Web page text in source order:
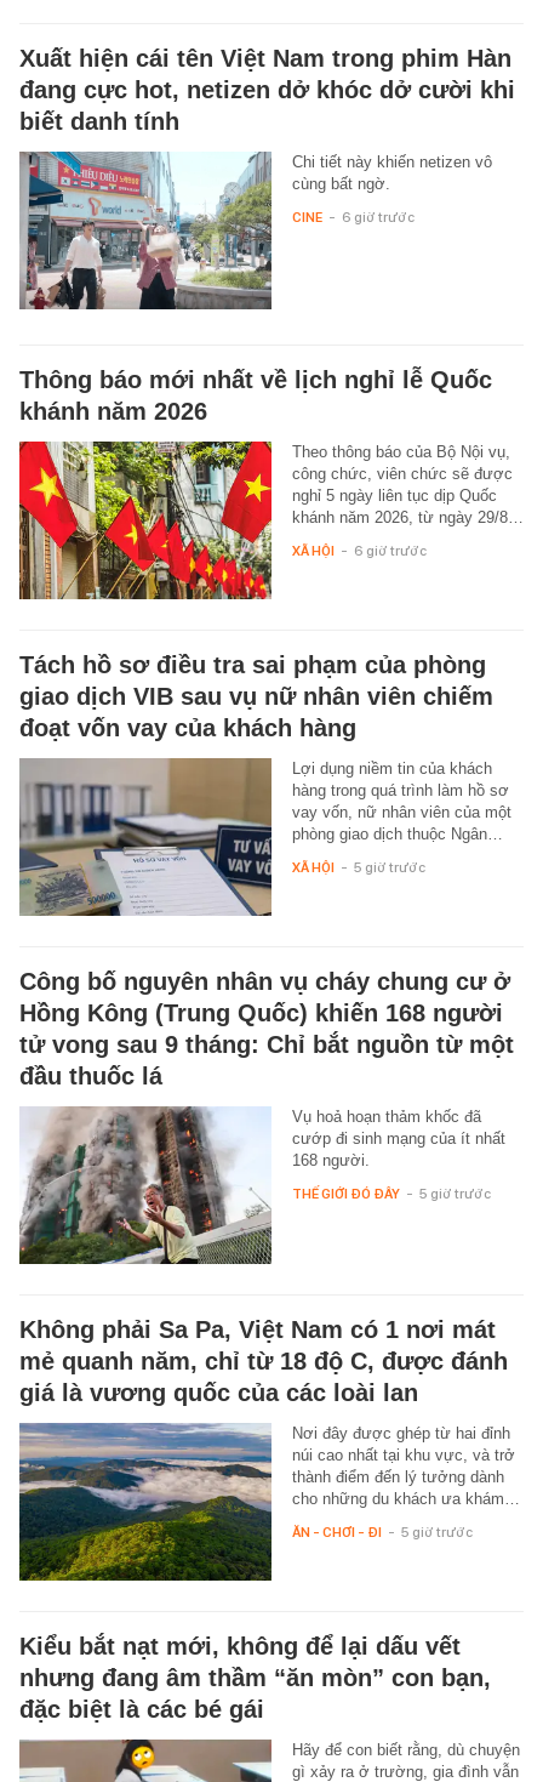
Xuất hiện cái tên Việt Nam trong phim Hàn
đang cực hot, netizen dở khóc dở cười khi
biết danh tính
Chi tiết này khiến netizen vô
cùng bất ngờ.
CINE - 6 giờ trước
Thông báo mới nhất về lịch nghỉ lễ Quốc
khánh năm 2026
Theo thông báo của Bộ Nội vụ,
công chức, viên chức sẽ được
nghỉ 5 ngày liên tục dịp Quốc
khánh năm 2026, từ ngày 29/8…
XÃ HỘI - 6 giờ trước
Tách hồ sơ điều tra sai phạm của phòng
giao dịch VIB sau vụ nữ nhân viên chiếm
đoạt vốn vay của khách hàng
Lợi dụng niềm tin của khách
hàng trong quá trình làm hồ sơ
vay vốn, nữ nhân viên của một
phòng giao dịch thuộc Ngân…
XÃ HỘI - 5 giờ trước
Công bố nguyên nhân vụ cháy chung cư ở
Hồng Kông (Trung Quốc) khiến 168 người
tử vong sau 9 tháng: Chỉ bắt nguồn từ một
đầu thuốc lá
Vụ hoả hoạn thảm khốc đã
cướp đi sinh mạng của ít nhất
168 người.
THẾ GIỚI ĐÓ ĐÂY - 5 giờ trước
Không phải Sa Pa, Việt Nam có 1 nơi mát
mẻ quanh năm, chỉ từ 18 độ C, được đánh
giá là vương quốc của các loài lan
Nơi đây được ghép từ hai đỉnh
núi cao nhất tại khu vực, và trở
thành điểm đến lý tưởng dành
cho những du khách ưa khám…
ĂN - CHƠI - ĐI - 5 giờ trước
Kiểu bắt nạt mới, không để lại dấu vết
nhưng đang âm thầm “ăn mòn” con bạn,
đặc biệt là các bé gái
Hãy để con biết rằng, dù chuyện
gì xảy ra ở trường, gia đình vẫn